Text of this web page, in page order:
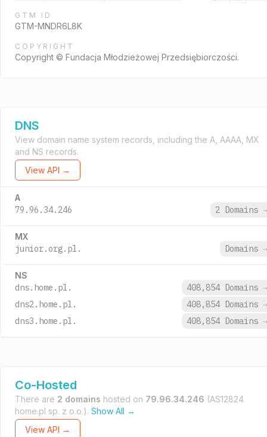
GTM ID
GTM-MNDR6L8K
COPYRIGHT
Copyright © Fundacja Młodzieżowej Przedsiębiorczości.
DNS
View domain name system records, including the A, AAAA, MX
and NS records.
View API →
A
79.96.34.246 2 Domains →
MX
junior.org.pl. Domains →
NS
dns.home.pl. 408,854 Domains →
dns2.home.pl.
408,854 Domains →
dns3.home.pl.
408,854 Domains →
Co-Hosted
There are 2 domains hosted on 79.96.34.246 (AS12824
home.pl sp. z o.o.). Show All →
View API →